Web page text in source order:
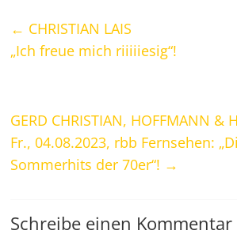
← CHRISTIAN LAIS
„Ich freue mich riiiiiesig“!
GERD CHRISTIAN, HOFFMANN &
Fr., 04.08.2023, rbb Fernsehen:
Sommerhits der 70er“! →
Schreibe einen Kommentar